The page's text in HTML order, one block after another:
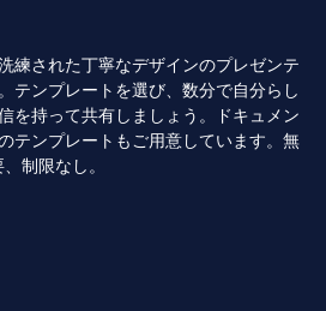
練された丁寧なデザインのプレゼンテ
テンプレートを選び、数分で自分らし
を持って共有しましょう。ドキュメン
テンプレートもご用意しています。無
制限なし。